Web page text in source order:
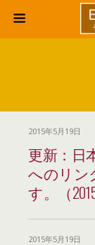
2015年5月19日
更新：日
へのリン
す。（
2015年5月19日